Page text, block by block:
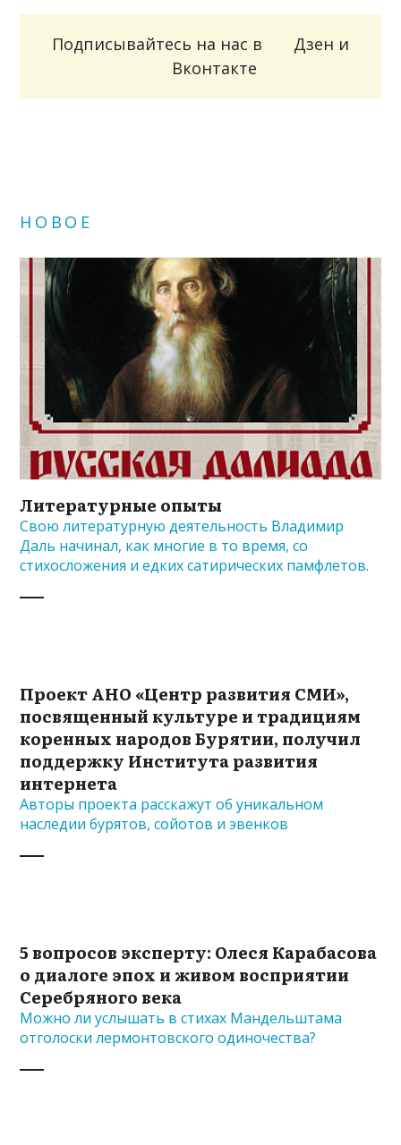
Подписывайтесь на нас в Дзен и
Вконтакте
НОВОЕ
Литературные опыты
Свою литературную деятельность Владимир
Даль начинал, как многие в то время, со
стихосложения и едких сатирических памфлетов.
Проект АНО «Центр развития СМИ»,
посвященный культуре и традициям
коренных народов Бурятии, получил
поддержку Института развития
интернета
Авторы проекта расскажут об уникальном
наследии бурятов, сойотов и эвенков
5 вопросов эксперту: Олеся Карабасова
о диалоге эпох и живом восприятии
Серебряного века
Можно ли услышать в стихах Мандельштама
отголоски лермонтовского одиночества?